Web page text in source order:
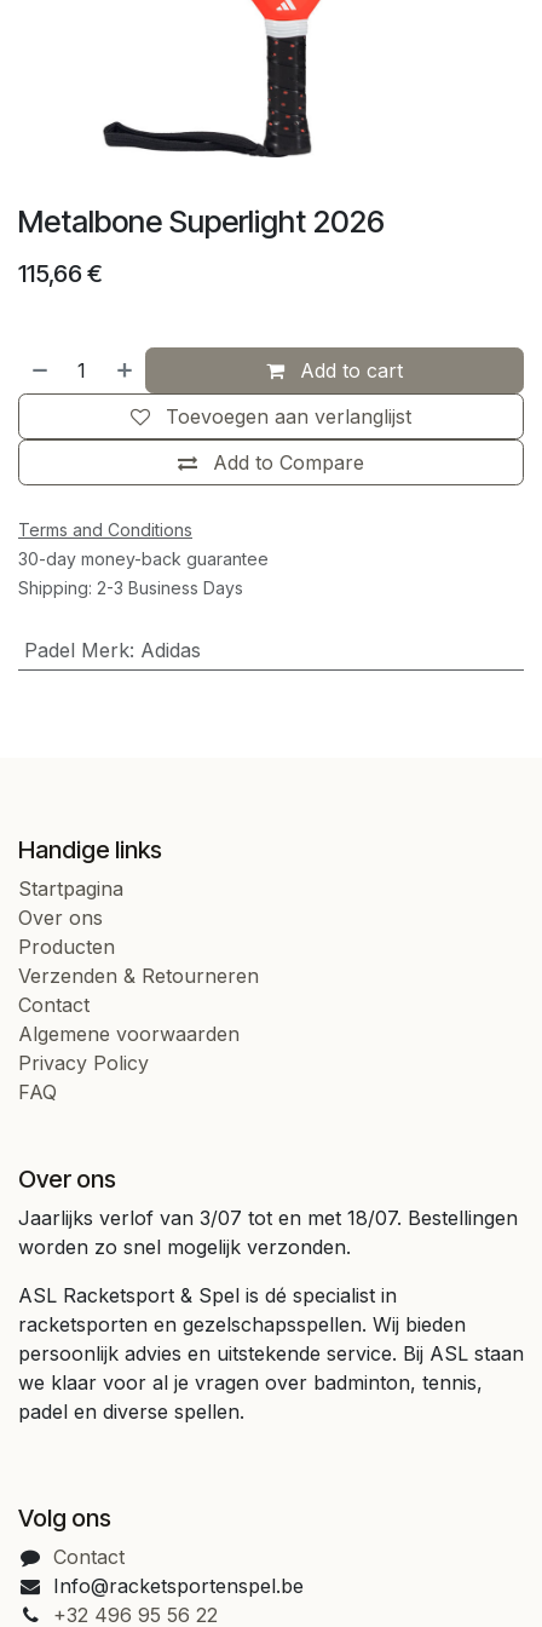
Metalbone Superlight 2026
115,66 €
Add to cart
Add to Compare
Toevoegen aan verlanglijst
Terms and Conditions
30-day money-back guarantee
Shipping: 2-3 Business Days
Padel Merk: Adidas
Handige links
Startpagina
Over ons
Producten
Verzenden & Retourneren
Contact
Algemene voorwaarden
Privacy Policy
FAQ
Over ons
Jaarlijks verlof van 3/07 tot en met 18/07. Bestellingen
worden zo snel mogelijk verzonden.
ASL Racketsport & Spel is dé specialist in
racketsporten en gezelschapsspellen. Wij bieden
persoonlijk advies en uitstekende service. Bij ASL staan
we klaar voor al je vragen over badminton, tennis,
padel en diverse spellen.
Volg ons
Contact
Info@racketsportenspel.be
+32 496 95 56 22